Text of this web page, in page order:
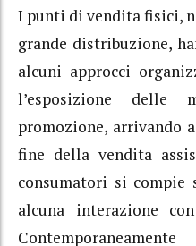
I punti di vendita fisici,
grande distribuzione,
alcuni approcci
l’esposizione
promozione, arrivando
fine della vendita
consumatori si compie
alcuna interazione